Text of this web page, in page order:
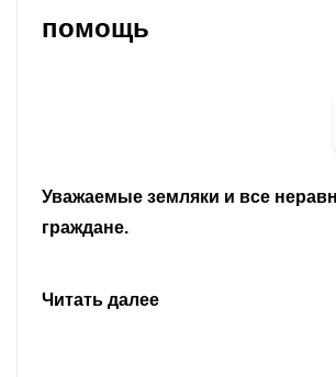
помощь
Уважаемые земляки и все
граждане.
Читать далее